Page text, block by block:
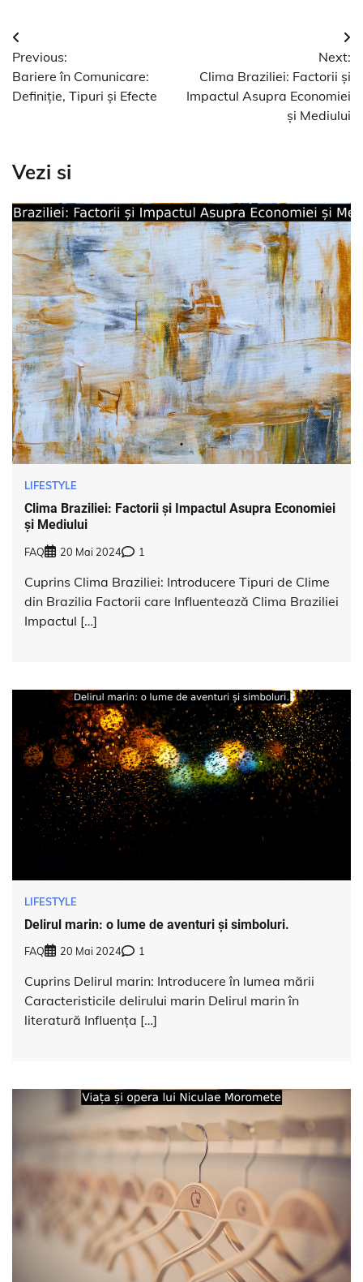
Navigare
în
articole
Previous:
Bariere în Comunicare:
Definiție, Tipuri și Efecte
Next:
Clima Braziliei: Factorii și
Impactul Asupra Economiei
și Mediului
Vezi si
LIFESTYLE
Clima Braziliei: Factorii și Impactul Asupra Economiei
și Mediului
FAQ 20 Mai 2024 1
Cuprins Clima Braziliei: Introducere Tipuri de Clime
din Brazilia Factorii care Influentează Clima Braziliei
Impactul […]
LIFESTYLE
Delirul marin: o lume de aventuri și simboluri.
FAQ 20 Mai 2024 1
Cuprins Delirul marin: Introducere în lumea mării
Caracteristicile delirului marin Delirul marin în
literatură Influența […]